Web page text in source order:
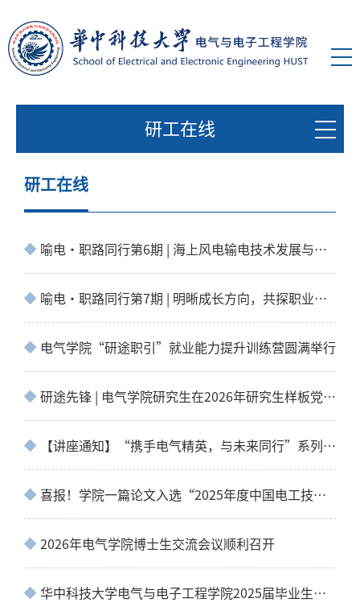
研工在线
研工在线
喻电·职路同行第6期 | 海上风电输电技术发展与青年职业成长交流会
喻电·职路同行第7期 | 明晰成长方向，共探职业发展路径
电气学院“研途职引”就业能力提升训练营圆满举行
研途先锋 | 电气学院研究生在2026年研究生样板党支部、研究生党员标兵评选中斩获
【讲座通知】“携手电气精英，与未来同行”系列讲座第629 期
喜报！学院一篇论文入选“2025年度中国电工技术学会博士学位论文激励计划”
2026年电气学院博士生交流会议顺利召开
华中科技大学电气与电子工程学院2025届毕业生就业质量报告